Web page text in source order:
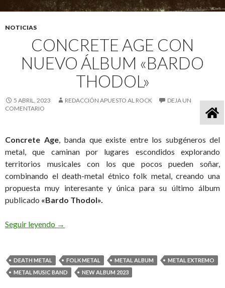
NOTICIAS
CONCRETE AGE CON
NUEVO ÁLBUM «BARDO
THODOL»
5 ABRIL, 2023 REDACCIÓN APUESTO AL ROCK
DEJA UN
COMENTARIO
Concrete Age, banda que existe entre los subgéneros del
metal, que caminan por lugares escondidos explorando
territorios musicales con los que pocos pueden soñar,
combinando el death-metal étnico folk metal, creando una
propuesta muy interesante y única para su último álbum
publicado «Bardo Thodol».
Seguir leyendo Concrete Age con nuevo álbum «Bardo Thodol»
→
DEATH METAL FOLK METAL METAL ALBUM
METAL EXTREMO
METAL MUSIC BAND
NEW ALBUM 2023